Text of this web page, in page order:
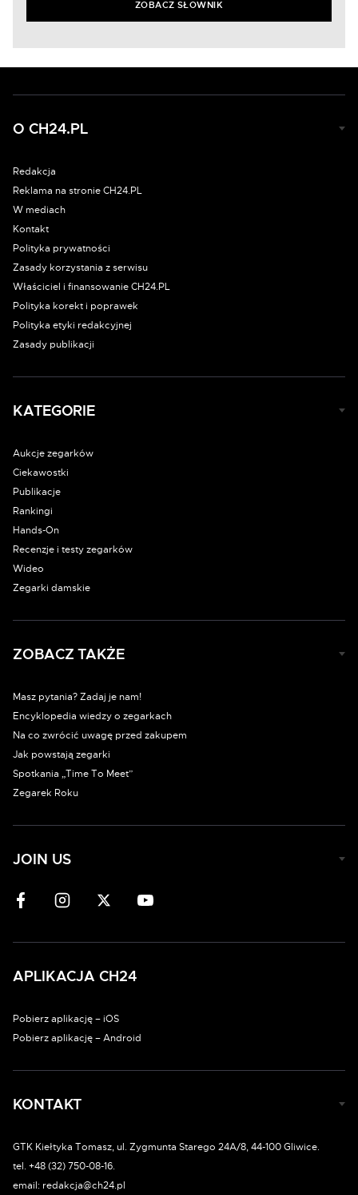
ZOBACZ SŁOWNIK
O CH24.PL
Redakcja
Reklama na stronie CH24.PL
W mediach
Kontakt
Polityka prywatności
Zasady korzystania z serwisu
Właściciel i finansowanie CH24.PL
Polityka korekt i poprawek
Polityka etyki redakcyjnej
Zasady publikacji
KATEGORIE
Aukcje zegarków
Ciekawostki
Publikacje
Rankingi
Hands-On
Recenzje i testy zegarków
Wideo
Zegarki damskie
ZOBACZ TAKŻE
Masz pytania? Zadaj je nam!
Encyklopedia wiedzy o zegarkach
Na co zwrócić uwagę przed zakupem
Jak powstają zegarki
Spotkania „Time To Meet”
Zegarek Roku
JOIN US
APLIKACJA CH24
Pobierz aplikację – iOS
Pobierz aplikację – Android
KONTAKT
GTK Kiełtyka Tomasz, ul. Zygmunta Starego 24A/8, 44-100 Gliwice.
tel. +48 (32) 750-08-16.
email: redakcja@ch24.pl